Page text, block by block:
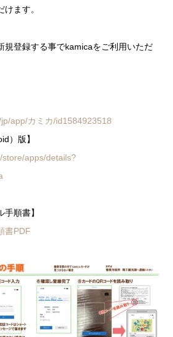
ます。
規登録する事でkamicaをご利用いただ
app/カミカ/id1584923518
）版】
apps/details?
手順書】
書PDF